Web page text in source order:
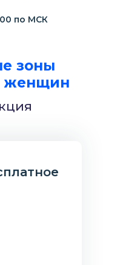
зоны
женщин
по МСК